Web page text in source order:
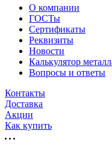
О компании
ГОСТы
Сертификаты
Реквизиты
Новости
Калькулятор
Вопросы и ответы
Контакты
Доставка
Акции
Как купить